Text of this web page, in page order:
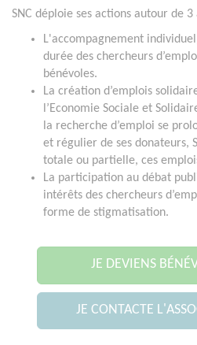
SNC déploie ses actions autour de 3
L'accompagnement
durée des chercheurs
bénévoles.
La création d’emplois
l’Economie Sociale et
la recherche d’emploi se
et régulier de ses donateurs,
totale ou partielle, ces
La participation au débat
intérêts des chercheurs
forme de stigmatisation.
JE DEVIENS
JE CONTACTE